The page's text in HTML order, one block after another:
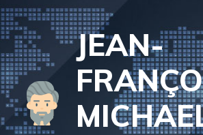
Aller
au
contenu
JEAN-